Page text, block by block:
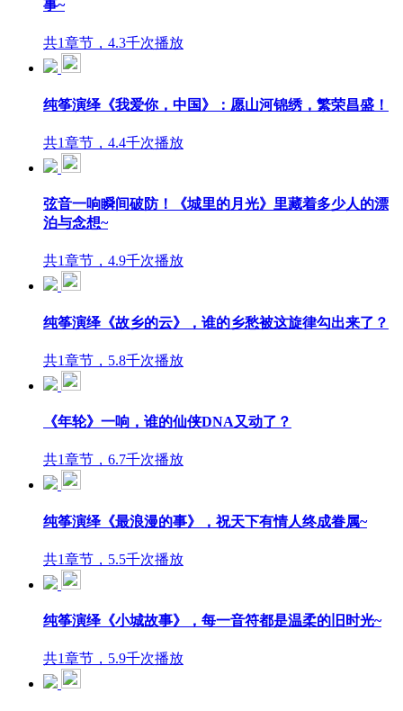
事~
共1章节，4.3千次播放
纯筝演绎《我爱你，中国》：愿山河锦绣，繁荣昌盛！
共1章节，4.4千次播放
弦音一响瞬间破防！《城里的月光》里藏着多少人的漂
泊与念想~
共1章节，4.9千次播放
纯筝演绎《故乡的云》，谁的乡愁被这旋律勾出来了？
共1章节，5.8千次播放
《年轮》一响，谁的仙侠DNA又动了？
共1章节，6.7千次播放
纯筝演绎《最浪漫的事》，祝天下有情人终成眷属~
共1章节，5.5千次播放
纯筝演绎《小城故事》，每一音符都是温柔的旧时光~
共1章节，5.9千次播放